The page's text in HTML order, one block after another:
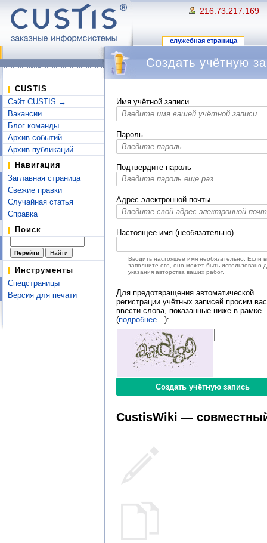
216.73.217.169
служебная страница
CUSTIS
Сайт CUSTIS →
Вакансии
Блог команды
Архив событий
Архив публикаций
Навигация
Заглавная страница
Свежие правки
Случайная статья
Справка
Поиск
Инструменты
Спецстраницы
Версия для печати
Создать учётную
Имя учётной записи
Пароль
Подтвердите пароль
Адрес электронной почты
Настоящее имя (необязательно)
Вводить настоящее имя необязательно. Если
заполните его, оно может быть использовано
указания авторства ваших работ.
Для предотвращения автоматической
регистрации учётных записей просим вас
ввести слова, показанные ниже в рамке
(подробнее… ):
CustisWiki —